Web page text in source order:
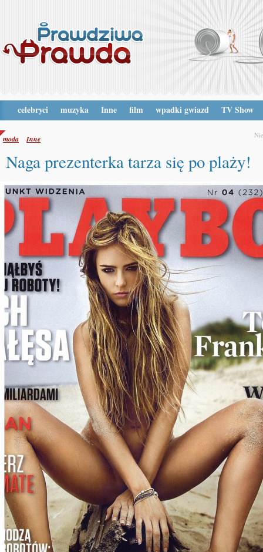
celebryci muzyka Inne film wpadki gwiazd TV Show
moda Inne
Naga prezenterka tarza się po plaży!